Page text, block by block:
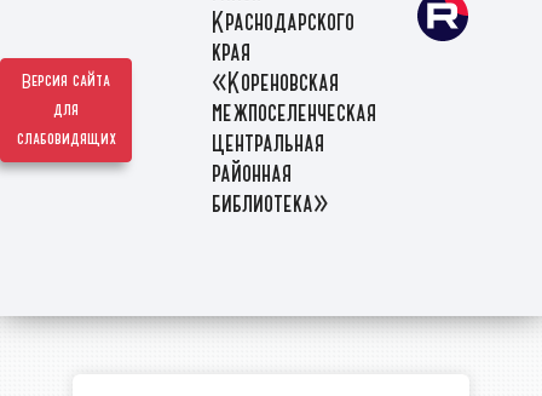
Версия сайта
для
слабовидящих
Краснодарского
края
«Кореновская
межпоселенческая
центральная
районная
библиотека»